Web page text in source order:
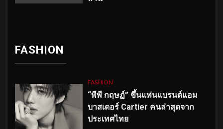
FASHION
FASHION
“พีพี กฤษฏ์” ขึ้นแท่นแบรนด์แอม
บาสเดอร์ Cartier คนล่าสุดจาก
ประเทศไทย